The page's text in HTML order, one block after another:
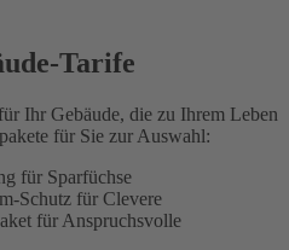
Tarife
Ihr Gebäude, die zu Ihrem Leben
für Sie zur Auswahl:
für Sparfüchse
Schutz für Clevere
für Anspruchsvolle